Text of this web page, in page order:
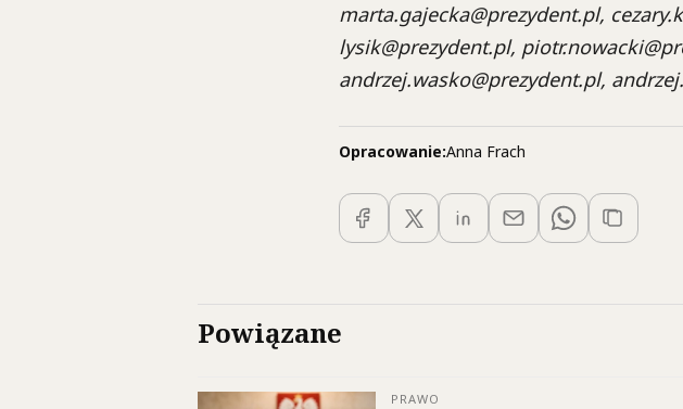
marta.gajecka@prezydent.pl,
lysik@prezydent.pl,
andrzej.wasko@prezydent.pl,
Opracowanie:Anna Frach
Powiązane
PRAWO